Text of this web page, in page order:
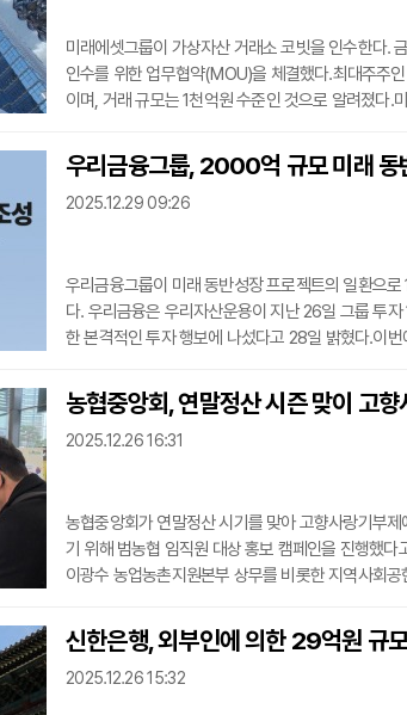
미래에셋그룹이 가상자산 거래소 코빗을 인수한다.
인수를 위한 업무협약(MOU)을 체결했다.최대주주
이며, 거래 규모는 1천억원 수준인 것으로 알려졌다.
에셋컨설팅은 그룹 내 유일한 비금융 계열사다. 부동
을 운영하고 있다.앞서 미래에셋그룹은 올해 3.0 전
로 회사를 일으킨
우리금융그룹, 2000억 규모 미래 동
2025.12.29 09:26
우리금융그룹이 미래 동반성장 프로젝트의 일환으
다. 우리금융은 우리자산운용이 지난 26일 그룹 투
한 본격적인 투자 행보에 나섰다고 28일 밝혔다.이
융캐피탈, ABL생명 등 그룹 내 주요 계열사들이 공
이 올해 9월 발표한 미래 동반성장 프로젝트의 핵심
사례라는 점에서 의
농협중앙회, 연말정산 시즌 맞이 고
2025.12.26 16:31
농협중앙회가 연말정산 시기를 맞아 고향사랑기부
기 위해 범농협 임직원 대상 홍보 캠페인을 진행했
이광수 농업농촌지원본부 상무를 비롯한 지역사회
랑기부제에 적극적으로 동참해 줄 것을 당부했다.농
한 채널을 활용한 릴레이 홍보도 병행하고 있다. 올
니지와 자동화기
신한은행, 외부인에 의한 29억원 규
2025.12.26 15:32